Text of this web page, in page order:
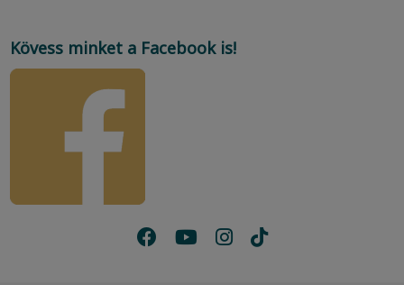
Kövess minket a Facebook is!